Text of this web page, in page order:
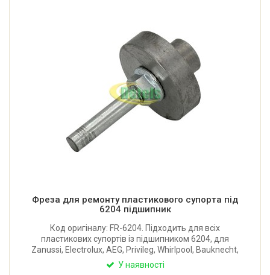
Фреза для ремонту пластикового супорта під
6204 підшипник
Код оригіналу: FR-6204. Підходить для всіх
пластикових супортів із підшипником 6204, для
Zanussi, Electrolux, AEG, Privileg, Whirlpool, Bauknecht,
Indesit, Ariston, Candy. За допомогою фрези та дриля
У наявності